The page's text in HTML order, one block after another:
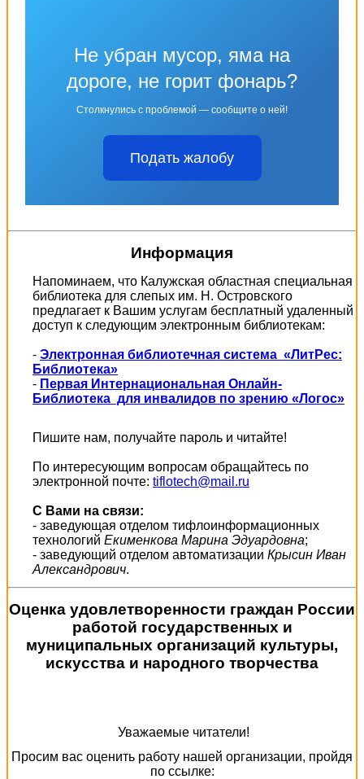
Не убран мусор, яма на
дороге, не горит фонарь?
Столкнулись с проблемой — сообщите о ней!
Подать жалобу
Информация
Напоминаем, что Калужская областная специальная
библиотека для слепых им. Н. Островского
предлагает к Вашим услугам бесплатный удаленный
доступ к следующим электронным библиотекам:
- Электронная библиотечная система «ЛитРес:
Библиотека»
- Первая Интернациональная Онлайн-
Библиотека для инвалидов по зрению «Логос»
Пишите нам, получайте пароль и читайте!
По интересующим вопросам обращайтесь по
электронной почте: tiflotech@mail.ru
С Вами на связи:
- заведующая отделом тифлоинформационных
технологий Екименкова Марина Эдуардовна;
- заведующий отделом автоматизации Крысин Иван
Александрович.
Оценка удовлетворенности граждан России
работой государственных и
муниципальных организаций культуры,
искусства и народного творчества
Уважаемые читатели!
Просим вас оценить работу нашей организации, пройдя
по ссылке: